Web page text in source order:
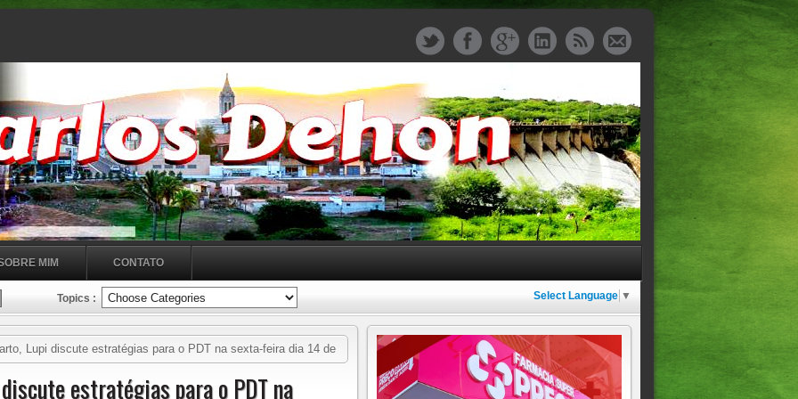
MIM CONTATO
Topics : Select Language ▼
Lupi discute estratégias para o PDT na sexta-feira dia 14 de
estratégias para o PDT na